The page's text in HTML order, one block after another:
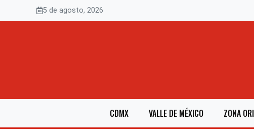
5 de agosto, 2026
CDMX VALLE DE MÉXICO ZONA